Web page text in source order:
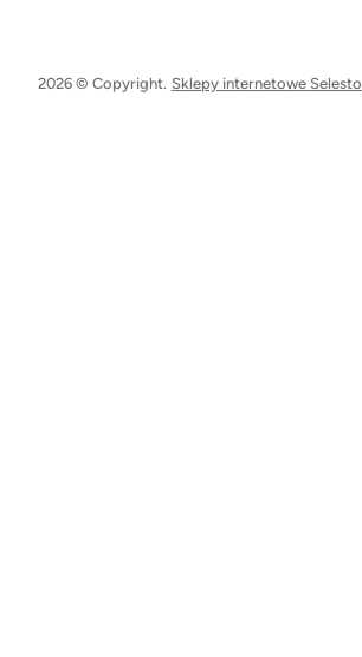
2026 © Copyright. Sklepy internetowe Selesto